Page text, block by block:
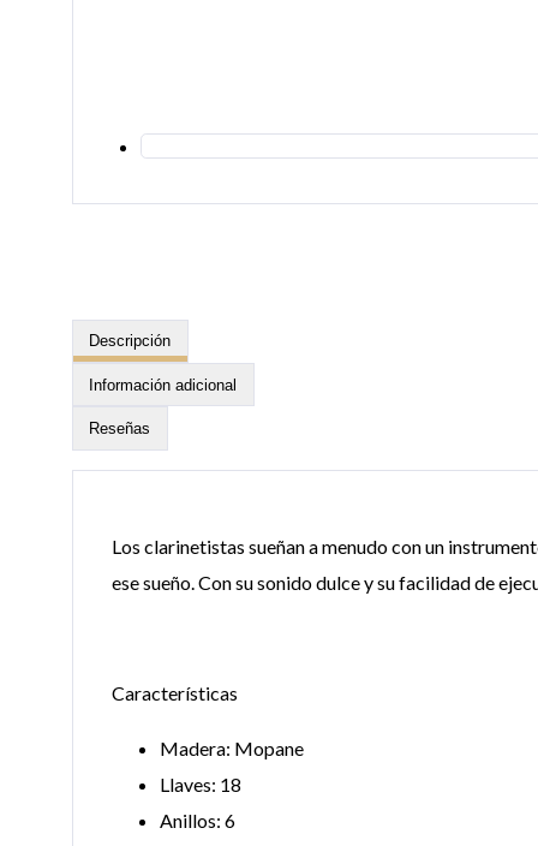
Descripción
Información adicional
Reseñas
Los clarinetistas sueñan a menudo con un
ese sueño. Con su sonido dulce y su facilidad de
Características
Madera: Mopane
Llaves: 18
Anillos: 6